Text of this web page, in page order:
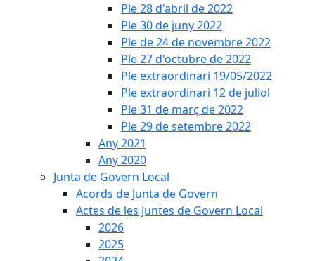
Ple 28 d'abril de 2022
Ple 30 de juny 2022
Ple de 24 de novembre 2022
Ple 27 d'octubre de 2022
Ple extraordinari 19/05/2022
Ple extraordinari 12 de juliol
Ple 31 de març de 2022
Ple 29 de setembre 2022
Any 2021
Any 2020
Junta de Govern Local
Acords de Junta de Govern
Actes de les Juntes de Govern Local
2026
2025